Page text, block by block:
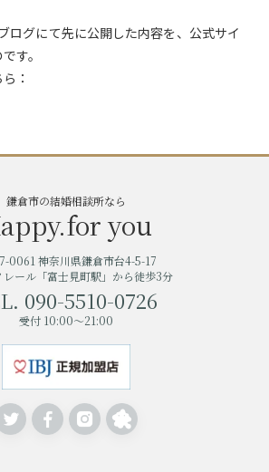
ログにて先に公開した内容を、公式サイ
す。
：
鎌倉市の結婚相談所なら
you
0061 神奈川県鎌倉市台4-5-17
レール「富士見町駅」から徒歩3分
090-5510-0726
受付 10:00～21:00